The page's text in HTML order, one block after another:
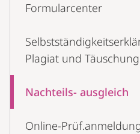
Formularcenter
Plagiat und Täuschung
Nachteils- ausgleich
Online-